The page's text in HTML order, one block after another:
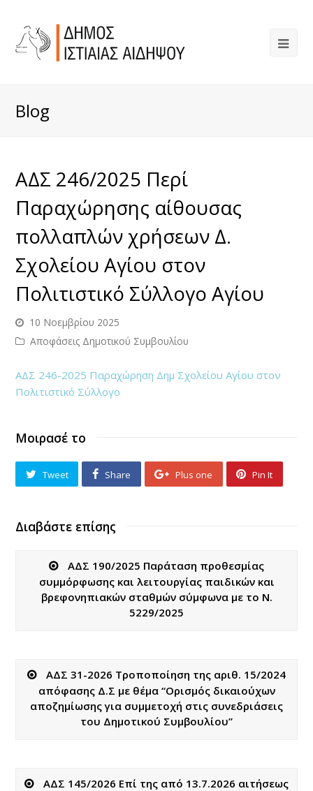
Blog
ΑΔΣ 246/2025 Περί
Παραχώρησης αίθουσας
πολλαπλών χρήσεων Δ.
Σχολείου Αγίου στον
Πολιτιστικό Σύλλογο Αγίου
10 Νοεμβρίου 2025
Αποφάσεις Δημοτικού Συμβουλίου
ΑΔΣ 246-2025 Παραχώρηση Δημ Σχολείου Αγίου στον
Πολιτιστικό Σύλλογο
Μοιρασέ το
Tweet Share Plus one Pin It
Διαβάστε επίσης
ΑΔΣ 190/2025 Παράταση προθεσμίας
συμμόρφωσης και λειτουργίας παιδικών και
βρεφονηπιακών σταθμών σύμφωνα με το Ν.
5229/2025
ΑΔΣ 31-2026 Τροποποίηση της αριθ. 15/2024
απόφασης Δ.Σ με θέμα “Ορισμός δικαιούχων
αποζημίωσης για συμμετοχή στις συνεδριάσεις
του Δημοτικού Συμβουλίου”
ΑΔΣ 145/2026 Επί της από 13.7.2026 αιτήσεως